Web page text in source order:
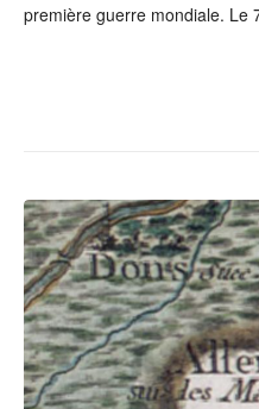
première guerre mondiale.